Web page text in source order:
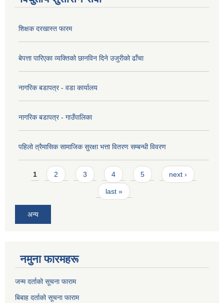
शिक्षक दरखास्त फारम
बेपत्ता पारिएका व्यक्तिको छानविन दिने उजुरीको ढाँचा
नागरिक बडापत्र - वडा कार्यालय
नागरिक बडापत्र - गाउँपालिका
पहिलो त्रैमासिक सामाजिक सुरक्षा भत्ता वितरण सम्बन्धी विवरण
Pages
1 2 3 4 5 next ›
last »
अन्य
नमुना फारमहरू
जन्म दर्ताको सूचना फाराम
बिबाह दर्ताको सूचना फाराम